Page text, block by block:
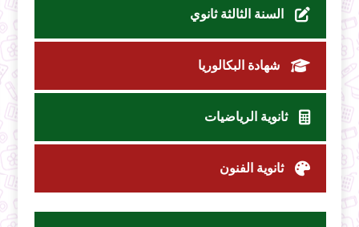
السنة الثالثة ثانوي
شهادة البكالوريا
ثانوية الرياضيات
ثانوية الفنون